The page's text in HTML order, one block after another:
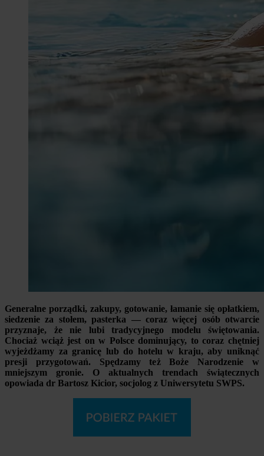
Generalne porządki, zakupy, gotowanie, łamanie się opłatkiem,
siedzenie za stołem, pasterka — coraz więcej osób otwarcie
przyznaje, że nie lubi tradycyjnego modelu świętowania.
Chociaż wciąż jest on w Polsce dominujący, to coraz chętniej
wyjeżdżamy za granicę lub do hotelu w kraju, aby uniknąć
presji przygotowań. Spędzamy też Boże Narodzenie w
mniejszym gronie. O aktualnych trendach świątecznych
opowiada dr Bartosz Kicior, socjolog z Uniwersytetu SWPS.